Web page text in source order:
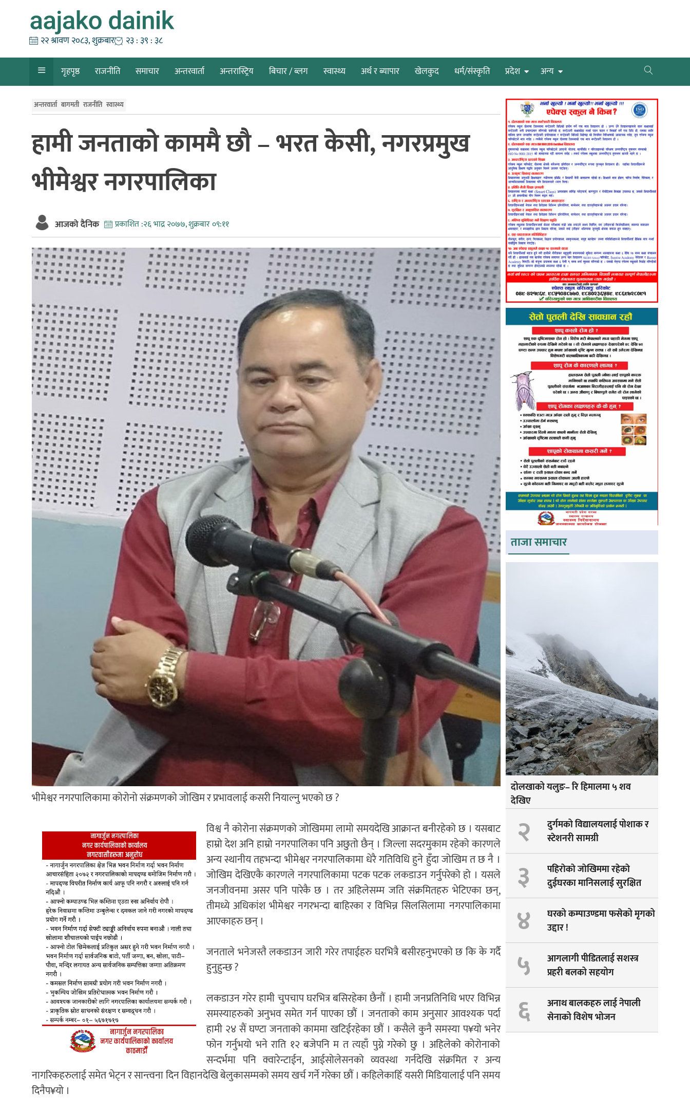
२२ श्रावण २०८३, शुक्रबार २३ : ३९ : ३९
गृहपृष्ठ राजनीति समाचार अन्तरवार्ता अन्तरास्ट्रिय बिचार / ब्लग स्वास्थ्य अर्थ र ब्यापार खेलकुद धर्म/संस्कृति प्रदेश अन्य
अन्तरवार्ता बागमती राजनीति स्वास्थ्य
हामी जनताको काममै छौ – भरत केसी, नगरप्रमुख
भीमेश्वर नगरपालिका
आजको दैनिक प्रकाशित :२६ भाद्र २०७७, शुक्रबार ०९:११
भीमेश्वर नगरपालिकामा कोरोनो संक्रमणको जोखिम र प्रभावलाई कसरी नियाल्नु भएको छ ?
विश्व नै कोरोना संक्रमणको जोखिममा लामो समयदेखि आक्रान्त बनीरहेको छ । यसबाट
हाम्रो देश अनि हाम्रो नगरपालिका पनि अछुतो छैन् । जिल्ला सदरमुकाम रहेको कारणले
अन्य स्थानीय तहभन्दा भीमेश्वर नगरपालिकामा धेरै गतिविधि हुने हुँदा जोखिम त छ नै ।
जोखिम देखिएकै कारणले नगरपालिकामा पटक पटक लकडाउन गर्नुपरेको हो । यसले
जनजीवनमा असर पनि पारेकै छ । तर अहिलेसम्म जति संक्रमितहरु भेटिएका छन्,
तीमध्ये अधिकांश भीमेश्वर नगरभन्दा बाहिरका र विभिन्न सिलसिलामा नगरपालिकामा
आएकाहरु छन् ।
जनताले भनेजस्तै लकडाउन जारी गरेर तपाईहरु घरभित्रै बसीरहनुभएको छ कि के गर्दै
हुनुहुन्छ ?
लकडाउन गरेर हामी चुपचाप घरभित्र बसिरहेका छैनौं । हामी जनप्रतिनिधि भएर विभिन्न
समस्याहरुको अनुभव समेत गर्न पाएका छौं । जनताको काम अनुसार आवश्यक पर्दा
हामी २४ सैं घण्टा जनताको काममा खटिईरहेका छौं । कसैले कुनै समस्या प¥यो भनेर
फोन गर्नुभयो भने राति १२ बजेपनि म त त्यहाँ पुग्ने गरेको छु । अहिलेको कोरोनाको
सन्दर्भमा पनि क्वारेन्टाईन, आईसोलेसनको व्यवस्था गर्नदेखि संक्रमित र अन्य
नागरिकहरुलाई समेत भेट्न र सान्त्वना दिन विहानदेखि बेलुकासम्मको समय खर्च गर्ने गरेका छौं । कहिलेकाहिँ यसरी मिडियालाई पनि समय
दिनैप¥यो ।
ताजा समाचार
दोलखाको यलुङ– रि हिमालमा ५ शव
देखिए
२
दुर्गमको विद्यालयलाई पोशाक र
स्टेशनरी सामग्री
३
पहिराेकाे जाेखिममा रहेकाे
दुईघरका मानिसलाई सुरक्षित
सारीयाे
४
घरको कम्पाउण्डमा फसेको मृगको
उद्दार !
५
आगलागी पीडितलाई सशस्त्र
प्रहरी बलको सहयोग
६
अनाथ बालकहरु लाई नेपाली
सेनाको विशेष भोजन